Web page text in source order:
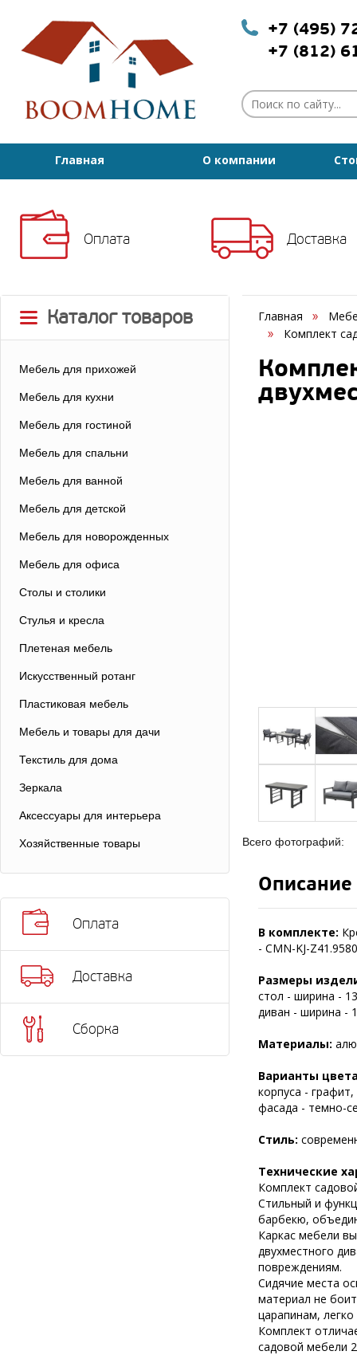
+7 (495)
+7 (812)
Главная О компании
Оплата Доставка
Каталог товаров
Мебель для прихожей
Мебель для кухни
Мебель для гостиной
Мебель для спальни
Мебель для ванной
Мебель для детской
Мебель для новорожденных
Мебель для офиса
Столы и столики
Стулья и кресла
Плетеная мебель
Искусственный ротанг
Пластиковая мебель
Мебель и товары для дачи
Текстиль для дома
Зеркала
Аксессуары для интерьера
Хозяйственные товары
Оплата
Доставка
Сборка
Главная
Комплект
Всего фотографий:
Описание
В комплекте:
- CMN-KJ-
Размеры
стол - ширина -
диван - ширина -
Материалы:
Варианты
корпуса - графит,
фасада - темно-
Стиль:
Технические
Комплект
Стильный и
барбекю,
Каркас мебели
двухместного
повреждениям.
Сидячие места
материал не
царапинам,
Комплект
садовой мебели